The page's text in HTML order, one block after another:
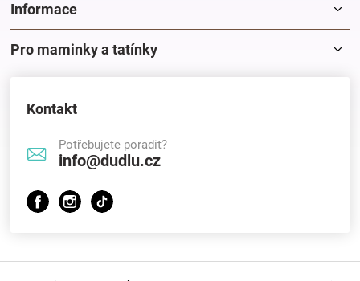
Informace
Pro maminky a tatínky
Kontakt
Potřebujete poradit?
info@dudlu.cz